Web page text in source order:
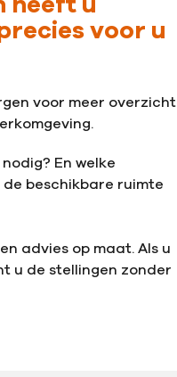
heeft u
voor u
voor meer overzicht
En welke
de beschikbare ruimte
advies op maat. Als u
u de stellingen zonder